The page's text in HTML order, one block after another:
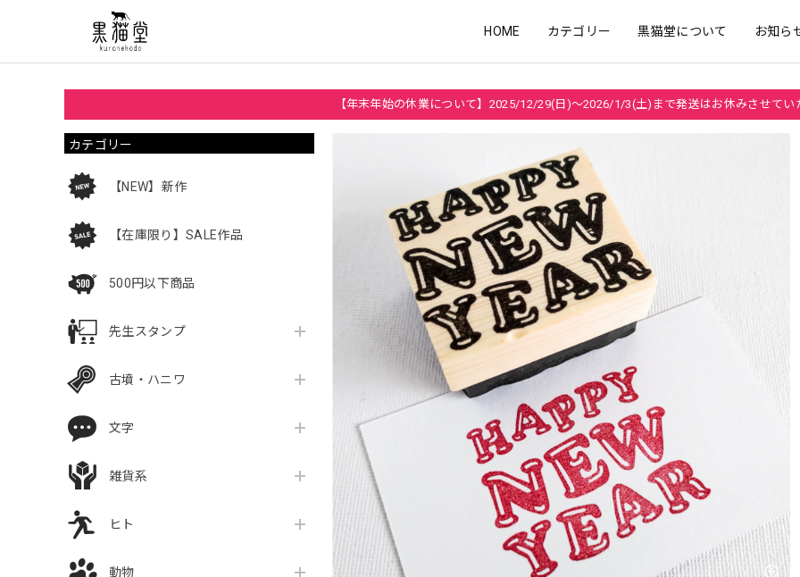
HOME カテゴリー 黒猫堂について お知ら
【年末年始の休業について】2025/12/29(日)～2026/1/3(土)まで発送はお休みさせてい
カテゴリー
【NEW】新作
【在庫限り】SALE作品
500円以下商品
先生スタンプ
古墳・ハニワ
文字
雑貨系
ヒト
動物